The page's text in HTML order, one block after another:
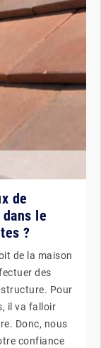
de
le
?
de la maison
des
Pour
il va falloir
Donc, nous
confiance